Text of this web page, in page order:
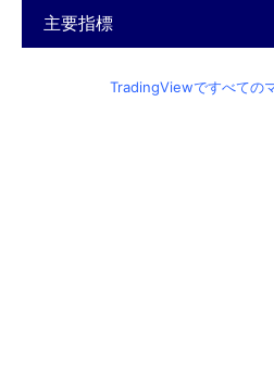
主要指標
TradingViewですべての